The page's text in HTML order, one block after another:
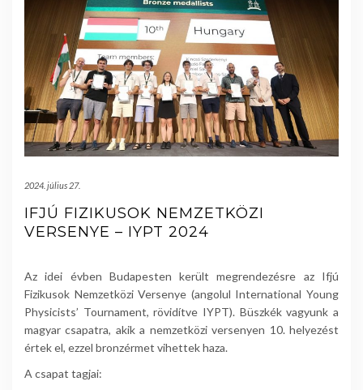
2024. július 27.
IFJÚ FIZIKUSOK NEMZETKÖZI
VERSENYE – IYPT 2024
Az idei évben Budapesten került megrendezésre az Ifjú
Fizikusok Nemzetközi Versenye (angolul International Young
Physicists’ Tournament, rövidítve IYPT). Büszkék vagyunk a
magyar csapatra, akik a nemzetközi versenyen 10. helyezést
értek el, ezzel bronzérmet vihettek haza.
A csapat tagjai: